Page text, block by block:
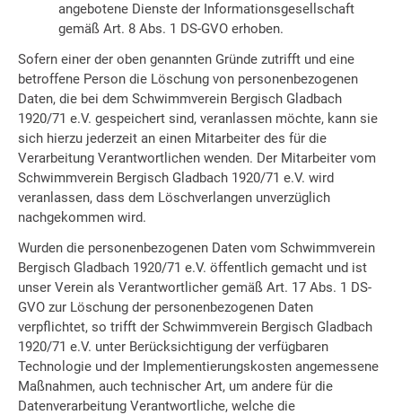
angebotene Dienste der Informationsgesellschaft
gemäß Art. 8 Abs. 1 DS-GVO erhoben.
Sofern einer der oben genannten Gründe zutrifft und eine
betroffene Person die Löschung von personenbezogenen
Daten, die bei dem Schwimmverein Bergisch Gladbach
1920/71 e.V. gespeichert sind, veranlassen möchte, kann sie
sich hierzu jederzeit an einen Mitarbeiter des für die
Verarbeitung Verantwortlichen wenden. Der Mitarbeiter vom
Schwimmverein Bergisch Gladbach 1920/71 e.V. wird
veranlassen, dass dem Löschverlangen unverzüglich
nachgekommen wird.
Wurden die personenbezogenen Daten vom Schwimmverein
Bergisch Gladbach 1920/71 e.V. öffentlich gemacht und ist
unser Verein als Verantwortlicher gemäß Art. 17 Abs. 1 DS-
GVO zur Löschung der personenbezogenen Daten
verpflichtet, so trifft der Schwimmverein Bergisch Gladbach
1920/71 e.V. unter Berücksichtigung der verfügbaren
Technologie und der Implementierungskosten angemessene
Maßnahmen, auch technischer Art, um andere für die
Datenverarbeitung Verantwortliche, welche die